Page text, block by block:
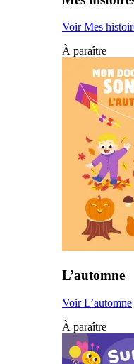
Voir Mes
À paraître
L’automne
Voir L’automne
À paraître